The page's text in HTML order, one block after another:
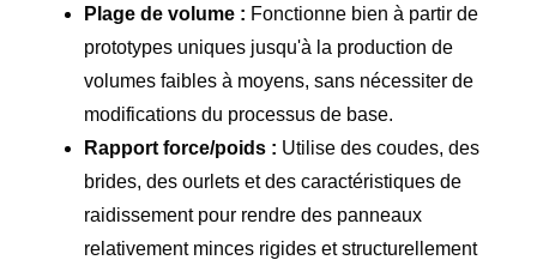
Plage de volume : Fonctionne bien à partir de
prototypes uniques jusqu'à la production de
volumes faibles à moyens, sans nécessiter de
modifications du processus de base.
Rapport force/poids : Utilise des coudes, des
brides, des ourlets et des caractéristiques de
raidissement pour rendre des panneaux
relativement minces rigides et structurellement